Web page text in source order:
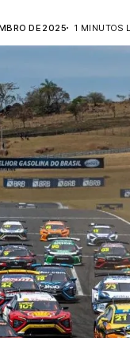
DE 2025 1 MINUTOS